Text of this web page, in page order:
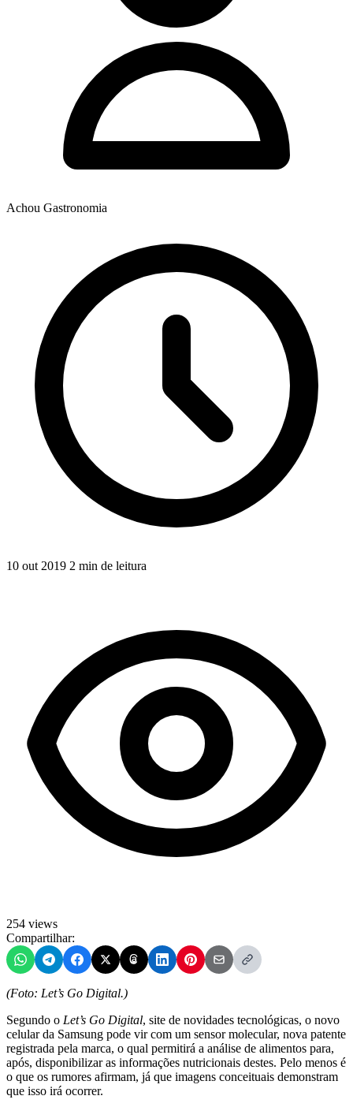
Achou Gastronomia
10 out 2019 2 min de leitura
254 views
Compartilhar:
(Foto: Let’s Go Digital.)
Segundo o Let’s Go Digital, site de novidades tecnológicas, o novo
celular da Samsung pode vir com um sensor molecular, nova patente
registrada pela marca, o qual permitirá a análise de alimentos para,
após, disponibilizar as informações nutricionais destes. Pelo menos é
o que os rumores afirmam, já que imagens conceituais demonstram
que isso irá ocorrer.